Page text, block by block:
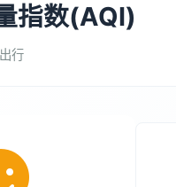
指数(AQI)
行